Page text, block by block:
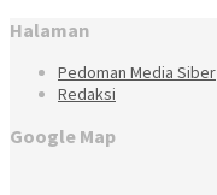
Halaman
Pedoman Media Siber
Redaksi
Google Map